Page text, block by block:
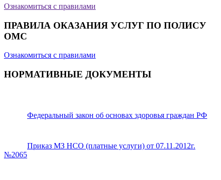
Ознакомиться с правилами
ПРАВИЛА ОКАЗАНИЯ УСЛУГ ПО ПОЛИСУ
ОМС
Ознакомиться с правилами
НОРМАТИВНЫЕ ДОКУМЕНТЫ
Федеральный закон об основах здоровья граждан РФ
Приказ МЗ НСО (платные услуги) от 07.11.2012г.
№2065